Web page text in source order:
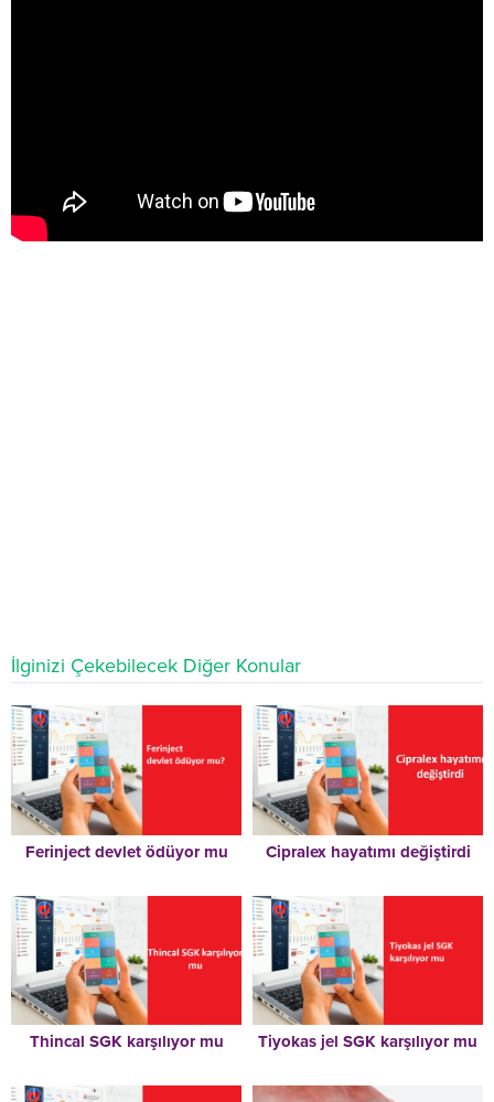
İlginizi Çekebilecek Diğer Konular
Ferinject devlet ödüyor mu Cipralex hayatımı değiştirdi
Thincal SGK karşılıyor mu Tiyokas jel SGK karşılıyor mu